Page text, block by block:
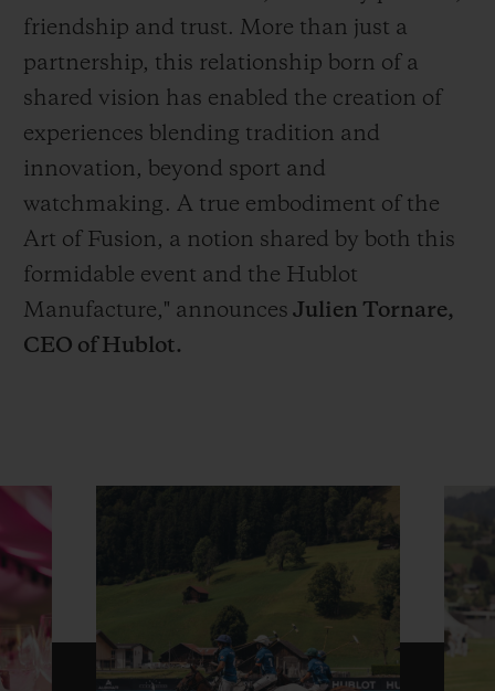
friendship and trust. More than just a
partnership, this relationship born of a
shared vision has enabled the creation of
experiences blending tradition and
innovation, beyond sport and
watchmaking. A true embodiment of the
Art of Fusion, a notion shared by both this
formidable event and the Hublot
Manufacture," announces Julien Tornare,
CEO of Hublot.